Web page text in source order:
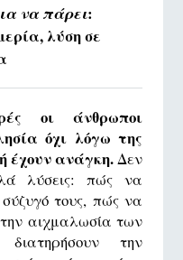
να πάρει:
λύση σε
οι άνθρωποι
όχι λόγω της
έχουν ανάγκη.Δεν
λύσεις: πώς να
τους, πώς να
αιχμαλωσία των
την